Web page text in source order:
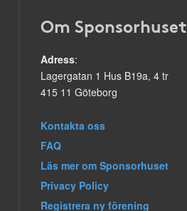
Om Sponsorhuset
Adress:
Lagergatan 1 Hus B19a, 4 tr
415 11 Göteborg
Kontakta oss
FAQ
Läs mer om Sponsorhuset
Privacy Policy
Registrera ny förening